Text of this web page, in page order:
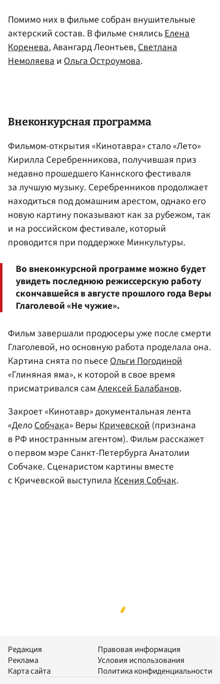
Помимо них в фильме собран внушительные
актерский состав. В фильме снялисьЕлена
Коренева, Авангард Леонтьев,Светлана
НемоляеваиОльга Остроумова.
Внеконкурсная программа
Фильмом-открытия «Кинотавра» стало «Лето»
Кирилла Серебренникова, получившая приз
недавно прошедшего Каннского фестиваля
за лучшую музыку. Серебренников продолжает
находиться под домашним арестом, однако его
новую картину показывают как за рубежом, так
и на российском фестивале, который
проводится при поддержке Минкультуры.
Во внеконкурсной программе можно будет
увидеть последнюю режиссерскую работу
скончавшейся в августе прошлого года Веры
Глаголевой «Не чужие».
Фильм завершали продюсеры уже после смерти
Глаголевой, но основную работа проделала она.
Картина снята по пьесеОльги Погодиной
«Глиняная яма», к которой в свое время
присматривался самАлексей Балабанов.
Закроет «Кинотавр» документальная лента
«ДелоСобчака» ВерыКричевской(признана
в РФ иностранным агентом). Фильм расскажет
о первом мэре Санкт-Петербурга Анатолии
Собчаке. Сценаристом картины вместе
с Кричевской выступилаКсения Собчак.
Редакция
Реклама
Карта сайта
Правовая информация
Условия использования
Политика конфиденциальности